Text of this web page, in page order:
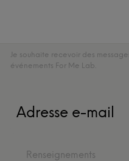
Je souhaite recevoir des
événements For Me Lab.
Renseignements